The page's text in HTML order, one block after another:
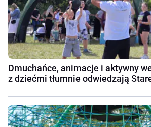
Dmuchańce, animacje i aktywny
z dziećmi tłumnie odwiedzają